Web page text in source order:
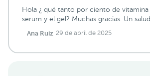
Hola ¿ qué tanto por ciento de
serum y el gel? Muchas gracias. Un
Ana Ruiz 29 de abril de 2025